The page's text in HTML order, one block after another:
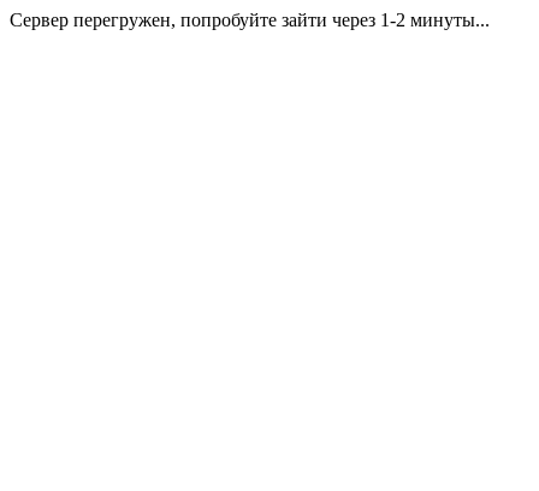
Сервер перегружен, попробуйте зайти через 1-2 минуты...